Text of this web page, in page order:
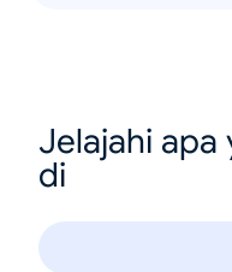
Jelajahi apa
di